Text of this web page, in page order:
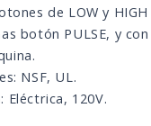
de LOW y
botón PULSE, y
NSF, UL.
Eléctrica, 120V.